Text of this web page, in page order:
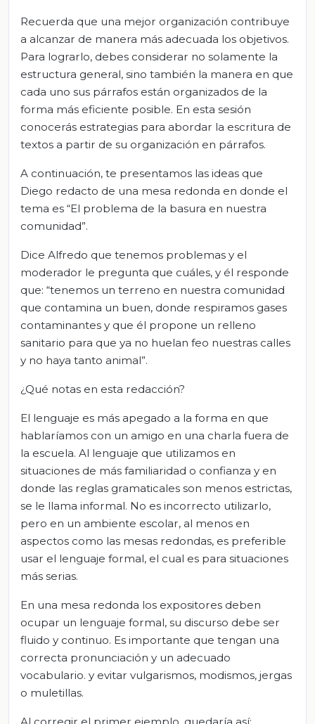
Recuerda que una mejor organización contribuye
a alcanzar de manera más adecuada los objetivos.
Para lograrlo, debes considerar no solamente la
estructura general, sino también la manera en que
cada uno sus párrafos están organizados de la
forma más eficiente posible. En esta sesión
conocerás estrategias para abordar la escritura de
textos a partir de su organización en párrafos.
A continuación, te presentamos las ideas que
Diego redacto de una mesa redonda en donde el
tema es “El problema de la basura en nuestra
comunidad”.
Dice Alfredo que tenemos problemas y el
moderador le pregunta que cuáles, y él responde
que: “tenemos un terreno en nuestra comunidad
que contamina un buen, donde respiramos gases
contaminantes y que él propone un relleno
sanitario para que ya no huelan feo nuestras calles
y no haya tanto animal”.
¿Qué notas en esta redacción?
El lenguaje es más apegado a la forma en que
hablaríamos con un amigo en una charla fuera de
la escuela. Al lenguaje que utilizamos en
situaciones de más familiaridad o confianza y en
donde las reglas gramaticales son menos estrictas,
se le llama informal. No es incorrecto utilizarlo,
pero en un ambiente escolar, al menos en
aspectos como las mesas redondas, es preferible
usar el lenguaje formal, el cual es para situaciones
más serias.
En una mesa redonda los expositores deben
ocupar un lenguaje formal, su discurso debe ser
fluido y continuo. Es importante que tengan una
correcta pronunciación y un adecuado
vocabulario. y evitar vulgarismos, modismos, jergas
o muletillas.